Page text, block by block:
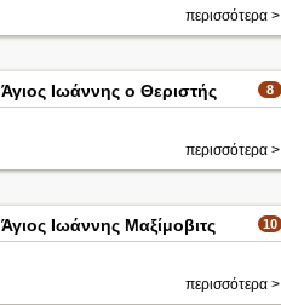
περισσότερα >
8
Άγιος Ιωάννης ο Θεριστής
περισσότερα >
10
Άγιος Ιωάννης Μαξίμοβιτς
περισσότερα >